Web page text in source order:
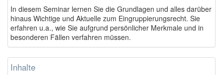
In diesem Seminar lernen Sie die Grundlagen und alles darüber
hinaus Wichtige und Aktuelle zum Eingruppierungsrecht. Sie
erfahren u.a., wie Sie aufgrund persönlicher Merkmale und in
besonderen Fällen verfahren müssen.
Inhalte